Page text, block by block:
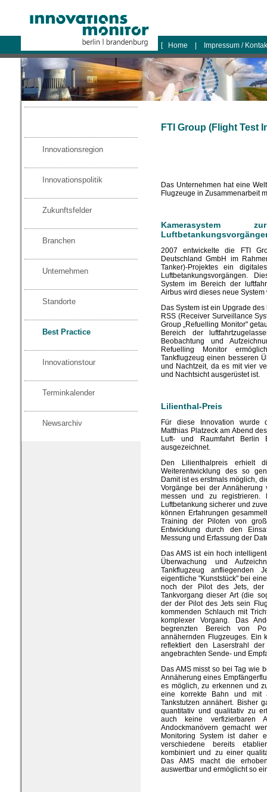
logo
[ Home Impressum /
Innovationsregion
Innovationspolitik
Zukunftsfelder
Branchen
Unternehmen
Standorte
Best Practice
Innovationstour
Terminkalender
Newsarchiv
FTI Group (Flight Test
Das Unternehmen hat eine
Flugzeuge in Zusammenarbeit
Kamerasystem
2007 entwickelte die FTI
Deutschland GmbH im
Tanker)-Projektes ein
Luftbetankungsvorgängen.
System im Bereich der
Airbus wird dieses neue
Das System ist ein Upgrade
RSS (Receiver Surveillance
Group „Refuelling Monitor"
Bereich der
Beobachtung und
Refuelling Monitor
Tankflugzeug einen besseren
und Nachtzeit, da es mit vier
und Nachtsicht ausgerüstet ist.
Lilienthal-Preis
Für diese Innovation wurde
Matthias Platzeck am Abend
Luft- und Raumfahrt Berlin
ausgezeichnet.
Den Lilienthalpreis erhielt
Weiterentwicklung des so
Damit ist es erstmals möglich,
Vorgänge bei der
messen und zu registrieren.
Luftbetankung sicherer und
können Erfahrungen
Training der Piloten von
Entwicklung durch den
Messung und Erfassung der
Das AMS ist ein hoch
Überwachung und
Tankflugzeug anfliegenden
eigentliche "Kunststück" bei
noch der Pilot des Jets, der
Tankvorgang dieser Art (die
der der Pilot des Jets sein
kommenden Schlauch mit
komplexer Vorgang. Das
begrenzten Bereich von
annähernden Flugzeuges. Ein
reflektiert den Laserstrahl
angebrachten Sende- und
Das AMS misst so bei Tag wie
Annäherung eines
es möglich, zu erkennen und
eine korrekte Bahn und mit
Tankstutzen annähert. Bisher
quantitativ und qualitativ zu
auch keine verfizierbaren
Andockmanövern gemacht
Monitoring System ist daher
verschiedene bereits
kombiniert und zu einer
Das AMS macht die
auswertbar und ermöglicht so